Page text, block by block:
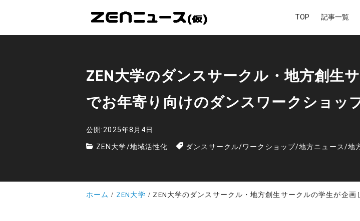
TOP 記事一覧
ZEN大学のダンスサークル・地方創生
でお年寄り向けのダンスワークショッ
公開:2025年8月4日
ZEN大学/地域活性化 ダンスサークル/ワークショップ/地方ニュース/地
ホーム ZEN大学 ZEN大学のダンスサークル・地方創生サークルの学生が企画し